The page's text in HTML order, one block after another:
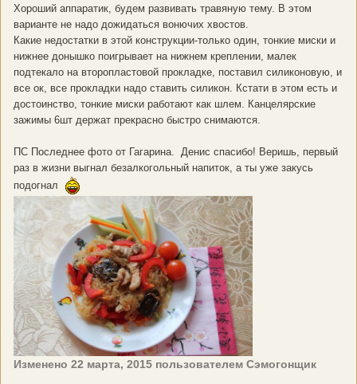
Хороший аппаратик, будем развивать травяную тему. В этом
варианте не надо дожидаться вонючих хвостов.
Какие недостатки в этой конструкции-только один, тонкие миски и
нижнее донышко поигрывает на нижнем креплении, малек
подтекало на второпластовой прокладке, поставил силиконовую, и
все ок, все прокладки надо ставить силикон. Кстати в этом есть и
достоинство, тонкие миски работают как шлем. Канцелярские
зажимы 6шт держат прекрасно быстро снимаются.
ПС Последнее фото от Гагарина. Денис спасибо! Веришь, первый
раз в жизни выгнал безалкогольный напиток, а ты уже закусь
подогнал
Изменено 22 марта, 2015 пользователем Сэмогонщик